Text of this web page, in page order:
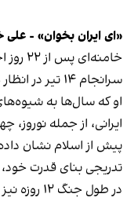
«ای ایران بخوان» - علی
سرانجام ۱۴ تیر در انظار عمومی ظاهر شد.
او که سال‌ها به
ایرانی، از جمله
پیش از اسلام نشان
تدریجی بنای قدرت خود،
در طول